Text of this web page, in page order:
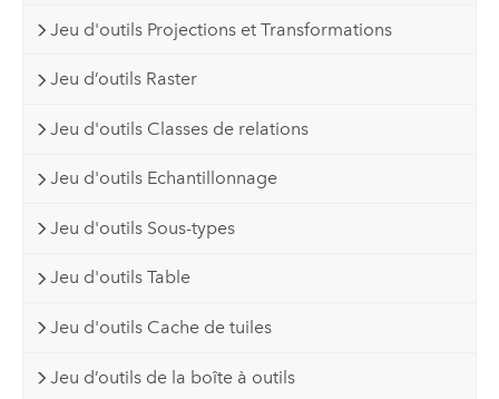
Jeu d'outils Projections et Transformations
Jeu d’outils Raster
Jeu d'outils Classes de relations
Jeu d'outils Echantillonnage
Jeu d'outils Sous-types
Jeu d'outils Table
Jeu d'outils Cache de tuiles
Jeu d’outils de la boîte à outils